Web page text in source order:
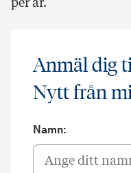
per år.
Anmäl dig
Nytt från
Namn: